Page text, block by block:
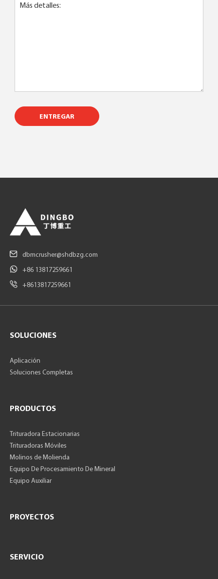
Más detalles:
ENTREGAR
dbmcrusher@shdbzg.com
+86 13817259661
+8613817259661
SOLUCIONES
Aplicación
Soluciones Completas
PRODUCTOS
Trituradora Estacionarias
Trituradoras Móviles
Molinos de Molienda
Equipo De Procesamiento De Mineral
Equipo Auxiliar
PROYECTOS
SERVICIO